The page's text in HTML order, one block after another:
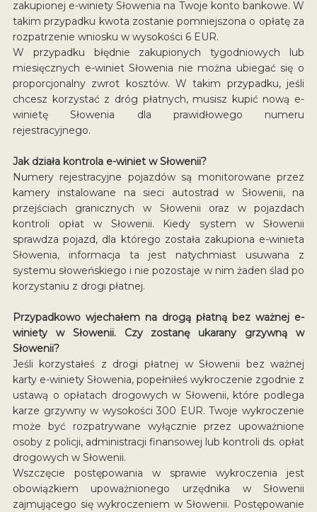
zakupionej e-winiety Słowenia na Twoje konto bankowe. W
takim przypadku kwota zostanie pomniejszona o opłatę za
rozpatrzenie wniosku w wysokości 6 EUR.
W przypadku błędnie zakupionych tygodniowych lub
miesięcznych e-winiet Słowenia nie można ubiegać się o
proporcjonalny zwrot kosztów. W takim przypadku, jeśli
chcesz korzystać z dróg płatnych, musisz kupić nową e-
winietę Słowenia dla prawidłowego numeru
rejestracyjnego.
Jak działa kontrola e-winiet w Słowenii?
Numery rejestracyjne pojazdów są monitorowane przez
kamery instalowane na sieci autostrad w Słowenii, na
przejściach granicznych w Słowenii oraz w pojazdach
kontroli opłat w Słowenii. Kiedy system w Słowenii
sprawdza pojazd, dla którego została zakupiona e-winieta
Słowenia, informacja ta jest natychmiast usuwana z
systemu słoweńskiego i nie pozostaje w nim żaden ślad po
korzystaniu z drogi płatnej.
Przypadkowo wjechałem na drogą płatną bez ważnej e-
winiety w Słowenii. Czy zostanę ukarany grzywną w
Słowenii?
Jeśli korzystałeś z drogi płatnej w Słowenii bez ważnej
karty e-winiety Słowenia, popełniłeś wykroczenie zgodnie z
ustawą o opłatach drogowych w Słowenii, które podlega
karze grzywny w wysokości 300 EUR. Twoje wykroczenie
może być rozpatrywane wyłącznie przez upoważnione
osoby z policji, administracji finansowej lub kontroli ds. opłat
drogowych w Słowenii.
Wszczęcie postępowania w sprawie wykroczenia jest
obowiązkiem upoważnionego urzędnika w Słowenii
zajmującego się wykroczeniem w Słowenii. Postępowanie